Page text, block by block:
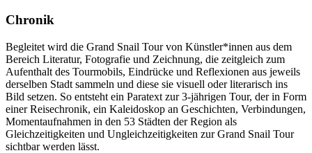
Chronik
Begleitet wird die Grand Snail Tour von Künstler*innen aus dem
Bereich Literatur, Fotografie und Zeichnung, die zeitgleich zum
Aufenthalt des Tourmobils, Eindrücke und Reflexionen aus jeweils
derselben Stadt sammeln und diese sie visuell oder literarisch ins
Bild setzen. So entsteht ein Paratext zur 3-jährigen Tour, der in Form
einer Reisechronik, ein Kaleidoskop an Geschichten, Verbindungen,
Momentaufnahmen in den 53 Städten der Region als
Gleichzeitigkeiten und Ungleichzeitigkeiten zur Grand Snail Tour
sichtbar werden lässt.